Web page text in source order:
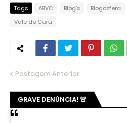
Tags ABVC Blog's Blogosfera
Vale do Curú
Postagem Anterior
GRAVE DENÚNCIA! 🚨